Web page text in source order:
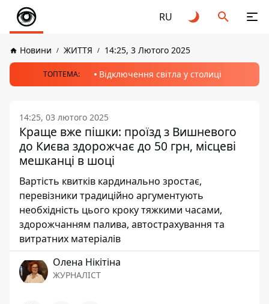
RU
Новини ЖИТТЯ 14:25, 3 Лютого 2025
ТОПТЕМА: Відключення світла у столиці
14:25, 03 лютого 2025
Краще вже пішки: проїзд з Вишневого
до Києва здорожчає до 50 грн, місцеві
мешканці в шоці
Вартість квитків кардинально зростає,
перевізники традиційно аргументують
необхідність цього кроку тяжкими часами,
здорожчанням палива, автострахування та
витратних матеріалів
Олена Нікітіна
ЖУРНАЛІСТ